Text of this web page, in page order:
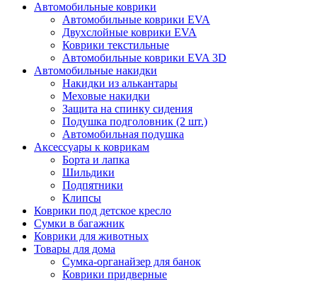
Автомобильные коврики
Автомобильные коврики EVA
Двухслойные коврики EVA
Коврики текстильные
Автомобильные коврики EVA 3D
Автомобильные накидки
Накидки из алькантары
Меховые накидки
Защита на спинку сидения
Подушка подголовник (2 шт.)
Автомобильная подушка
Аксессуары к коврикам
Борта и лапка
Шильдики
Подпятники
Клипсы
Коврики под детское кресло
Сумки в багажник
Коврики для животных
Товары для дома
Сумка-органайзер для банок
Коврики придверные